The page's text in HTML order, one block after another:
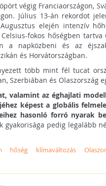
végig Franciaországon,
Július 13-án rekordot
elején intenzív
fokos hőségben tartva
a napközbeni és az
és Horvátországban.
több mint fél tucat
Szerbiában és Olaszország
valamint az éghajlati
képest a globális
hasonló forró nyarak
gyakorisága pedig legalább
hőség klímaváltozás